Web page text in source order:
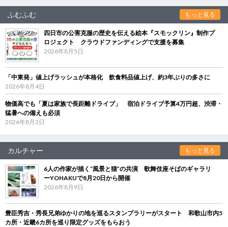
ふむふむ もっと見る
四日市の公害克服の歴史を伝える絵本『スモックリン』制作プ
ロジェクト クラウドファンディングで支援を募集
2026年8月5日
「中東発」値上げラッシュが本格化 飲食料品値上げ、約3年ぶりの多さに
2026年8月4日
物価高でも「夏は家族で長距離ドライブ」 宿泊ドライブ予算4万円超、渋滞・
猛暑への備えも必須
2026年8月3日
カルチャー もっと見る
6人の作家が描く“風景と猫”の共演 歌舞伎座そばのギャラリ
ーYOHAKUで8月20日から開催
2026年8月9日
豊臣秀吉・秀長兄弟ゆかりの地を巡るスタンプラリーがスタート 和歌山市内5
カ所・近畿6カ所を巡り限定グッズをもらおう